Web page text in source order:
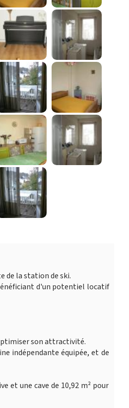
de la station de ski.
d'un potentiel locatif
son attractivité.
indépendante équipée, et de
et une cave de 10,92 m² pour